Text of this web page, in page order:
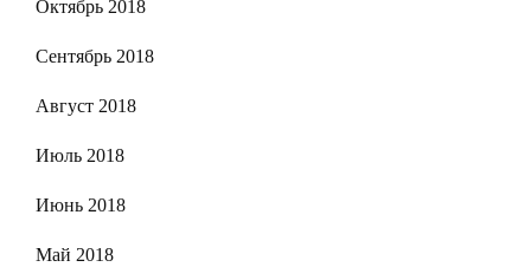
Октябрь 2018
Сентябрь 2018
Август 2018
Июль 2018
Июнь 2018
Май 2018